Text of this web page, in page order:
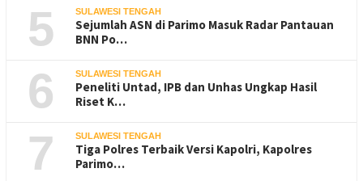
5 SULAWESI TENGAH
Sejumlah ASN di Parimo Masuk Radar Pantauan
BNN Po…
6 SULAWESI TENGAH
Peneliti Untad, IPB dan Unhas Ungkap Hasil
Riset K…
7 SULAWESI TENGAH
Tiga Polres Terbaik Versi Kapolri, Kapolres
Parimo…